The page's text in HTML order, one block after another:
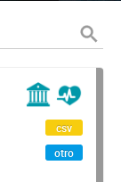
csv
otro